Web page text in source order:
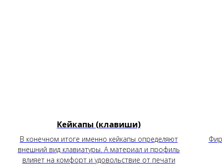
Кейкапы (клавиши)
В конечном итоге именно кейкапы определяют
внешний вид клавиатуры. А материал и профиль
влияет на комфорт и удовольствие от печати